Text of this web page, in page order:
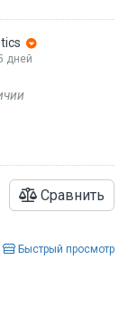
дней
Сравнить
Быстрый просмотр